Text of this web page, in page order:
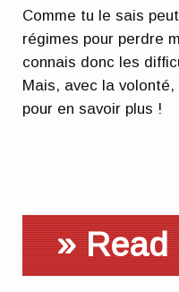
Comme tu le sais
régimes pour perdre
connais donc les
Mais, avec la
pour en savoir plus !
» Read